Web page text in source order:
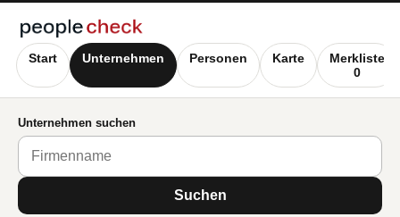
Start Unternehmen Personen Karte
Merkliste
0
Unternehmen suchen
Suchen